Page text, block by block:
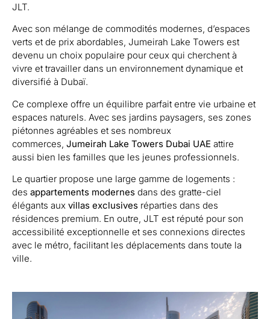
JLT.
Avec son mélange de commodités modernes, d’espaces
verts et de prix abordables, Jumeirah Lake Towers est
devenu un choix populaire pour ceux qui cherchent à
vivre et travailler dans un environnement dynamique et
diversifié à Dubaï.
Ce complexe offre un équilibre parfait entre vie urbaine et
espaces naturels. Avec ses jardins paysagers, ses zones
piétonnes agréables et ses nombreux
commerces, Jumeirah Lake Towers Dubai UAE attire
aussi bien les familles que les jeunes professionnels.
Le quartier propose une large gamme de logements :
des appartements modernes dans des gratte-ciel
élégants aux villas exclusives réparties dans des
résidences premium. En outre, JLT est réputé pour son
accessibilité exceptionnelle et ses connexions directes
avec le métro, facilitant les déplacements dans toute la
ville.